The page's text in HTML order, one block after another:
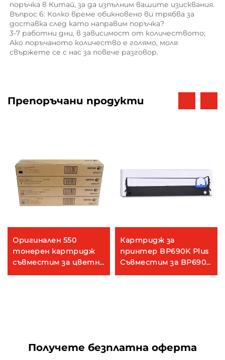
Въпрос 6: Колко време обикновено ви трябва за
доставка след като направим поръчка?
3-7 работни дни, в зависимост от количеството;
Ако поръчаното количество е голямо, моля
свържете се с нас за повече разговор.
Препоръчани продукти
Оригинален 550
тонерен картридж
съвместим за цветни
550 560 570 с чип
Картридж за
принтер BP690K Plus
Съвместим за BP690
KIII BP69OK BP880K
Получете безплатна оферта